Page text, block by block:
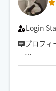
Login
プロフィ
お客様の
心がけ